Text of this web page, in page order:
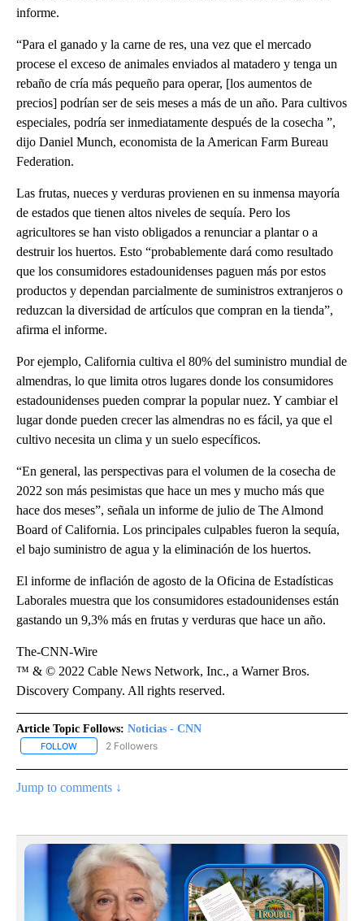
informe.
“Para el ganado y la carne de res, una vez que el mercado
procese el exceso de animales enviados al matadero y tenga un
rebaño de cría más pequeño para operar, [los aumentos de
precios] podrían ser de seis meses a más de un año. Para cultivos
especiales, podría ser inmediatamente después de la cosecha ”,
dijo Daniel Munch, economista de la American Farm Bureau
Federation.
Las frutas, nueces y verduras provienen en su inmensa mayoría
de estados que tienen altos niveles de sequía. Pero los
agricultores se han visto obligados a renunciar a plantar o a
destruir los huertos. Esto “probablemente dará como resultado
que los consumidores estadounidenses paguen más por estos
productos y dependan parcialmente de suministros extranjeros o
reduzcan la diversidad de artículos que compran en la tienda”,
afirma el informe.
Por ejemplo, California cultiva el 80% del suministro mundial de
almendras, lo que limita otros lugares donde los consumidores
estadounidenses pueden comprar la popular nuez. Y cambiar el
lugar donde pueden crecer las almendras no es fácil, ya que el
cultivo necesita un clima y un suelo específicos.
“En general, las perspectivas para el volumen de la cosecha de
2022 son más pesimistas que hace un mes y mucho más que
hace dos meses”, señala un informe de julio de The Almond
Board of California. Los principales culpables fueron la sequía,
el bajo suministro de agua y la eliminación de los huertos.
El informe de inflación de agosto de la Oficina de Estadísticas
Laborales muestra que los consumidores estadounidenses están
gastando un 9,3% más en frutas y verduras que hace un año.
The-CNN-Wire
™ & © 2022 Cable News Network, Inc., a Warner Bros.
Discovery Company. All rights reserved.
Article Topic Follows: Noticias - CNN
FOLLOW FOLLOW "NOTICIAS - CNN" TO RECEIVE NOTIFICATIONS ABOUT
2 Followers
Jump to comments ↓